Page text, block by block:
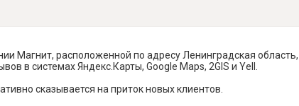
Магнит, расположенной по адресу Ленинградская
в системах Яндекс.Карты, Google Maps, 2GIS и Yell.
сказывается на приток новых клиентов.